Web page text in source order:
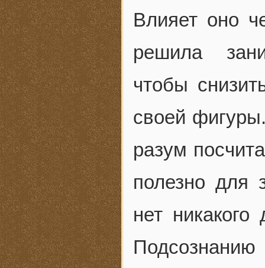
Влияет оно
решила
чтобы
своей
разум
полезно для
нет